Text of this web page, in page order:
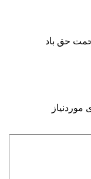
حق باد